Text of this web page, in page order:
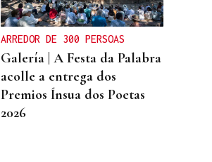
ARREDOR DE 300 PERSOAS
Galería | A Festa da Palabra
acolle a entrega dos
Premios Ínsua dos Poetas
2026